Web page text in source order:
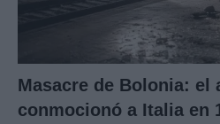
Masacre de Bolonia: el
conmocionó a Italia en